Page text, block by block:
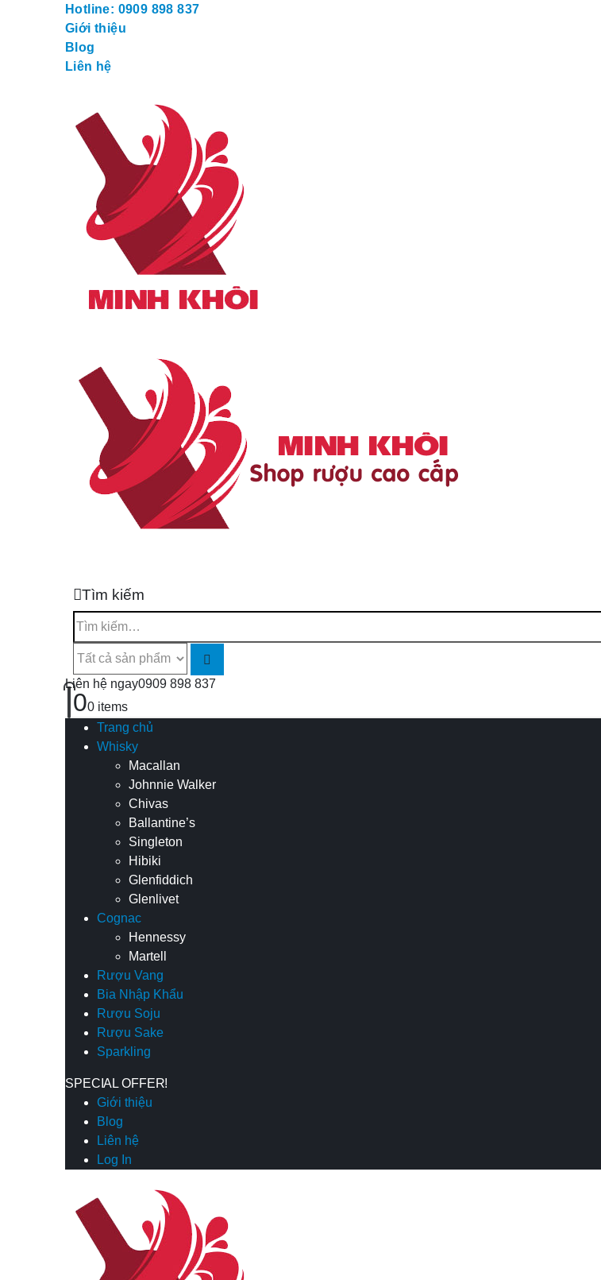
Hotline: 0909 898 837
Giới thiệu
Blog
Liên hệ
Tìm kiếm
Liên hệ ngay0909 898 837
00 items
Trang chủ
Whisky
Macallan
Johnnie Walker
Chivas
Ballantine’s
Singleton
Hibiki
Glenfiddich
Glenlivet
Cognac
Hennessy
Martell
Rượu Vang
Bia Nhập Khẩu
Rượu Soju
Rượu Sake
Sparkling
SPECIAL OFFER!
Giới thiệu
Blog
Liên hệ
Log In